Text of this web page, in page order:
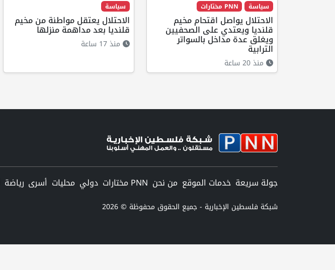
سياسة PNN مختارات
الاحتلال يواصل اقتحام مخيم
قلنديا ويعتدي على الصحفيين
ويغلق عدة مداخل بالسواتر
الترابية
منذ 20 ساعة
سياسة
الاحتلال يعتقل مواطنة من مخيم
قلنديا بعد مداهمة منزلها
منذ 17 ساعة
جولة سريعة خدمات الموقع من نحن PNN مختارات دولي محليات أسرى رياضة
شبكة فلسطين الإخبارية - جميع الحقوق محفوظة © 2026